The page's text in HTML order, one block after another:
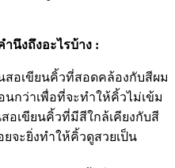
นึงถึงอะไรบ้าง :
สอเขียนคิ้วที่สอดคล้องกับสีผม
นกว่าเพื่อที่จะทำให้คิ้วไม่เข้ม
อเขียนคิ้วที่มีสีใกล้เคียงกับสี
จะยิ่งทำให้คิ้วดูสวยเป็น